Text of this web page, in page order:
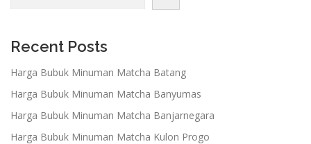
Recent Posts
Harga Bubuk Minuman Matcha Batang
Harga Bubuk Minuman Matcha Banyumas
Harga Bubuk Minuman Matcha Banjarnegara
Harga Bubuk Minuman Matcha Kulon Progo